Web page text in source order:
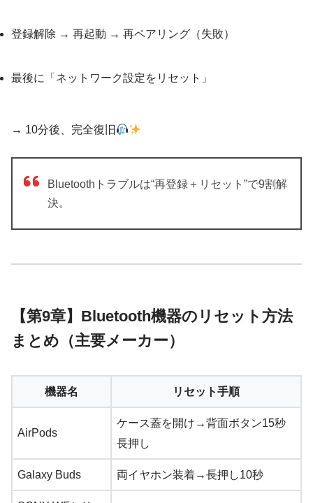
登録解除 → 再起動 → 再ペアリング（失敗）
最後に「ネットワーク設定をリセット」
→ 10分後、完全復旧
Bluetoothトラブルは“再登録＋リセット”で9割解
決。
【第9章】Bluetooth機器のリセット方法
まとめ（主要メーカー）
機器名 リセット手順
AirPods
ケース蓋を開け→背面ボタン15秒
長押し
Galaxy Buds 両イヤホン装着→長押し10秒